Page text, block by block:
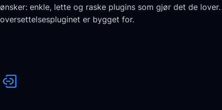
ønsker: enkle, lette og raske plugins som gjør det de
oversettelsespluginet er bygget for.